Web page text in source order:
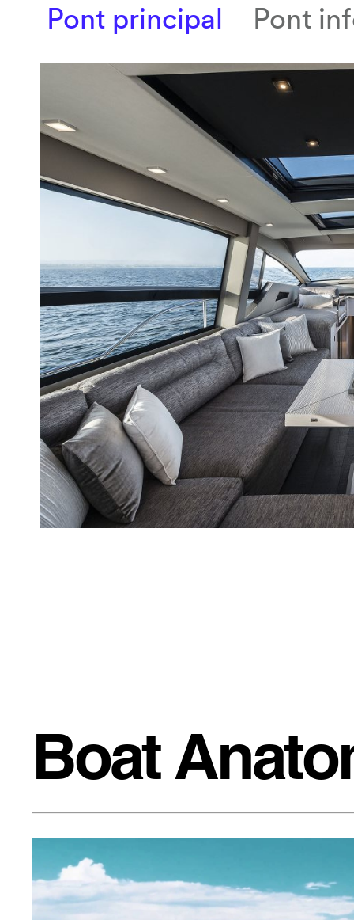
Pont principal Pont
Boat